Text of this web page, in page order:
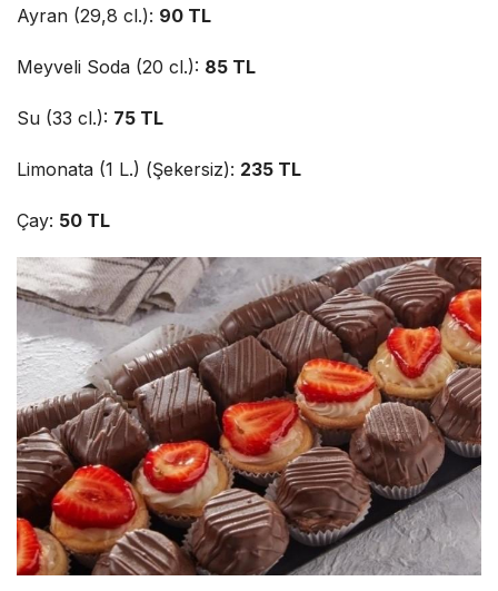
Ayran (29,8 cl.): 90 TL
Meyveli Soda (20 cl.): 85 TL
Su (33 cl.): 75 TL
Limonata (1 L.) (Şekersiz): 235 TL
Çay: 50 TL